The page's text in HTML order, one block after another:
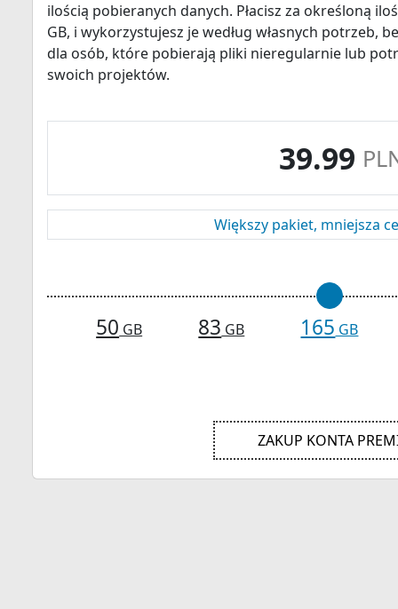
ilością pobieranych danych. Płacisz za określoną
GB, i wykorzystujesz je według własnych potrzeb,
dla osób, które pobierają pliki nieregularnie lub
swoich projektów.
39.99
Większy pakiet, mniejsza
50 GB 83 GB 165 GB
ZAKUP KONTA